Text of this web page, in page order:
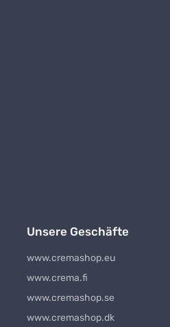
Unsere Geschäfte
www.cremashop.eu
www.crema.fi
www.cremashop.se
www.cremashop.dk